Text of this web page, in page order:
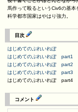
馬作って殴るというCiv6の基
科学都市国家はやはり強力。
目次
はじめてのぷれいれぽ
はじめてのぷれいれぽ part1
はじめてのぷれいれぽ part2
はじめてのぷれいれぽ part3
はじめてのぷれいれぽ part4
コメント